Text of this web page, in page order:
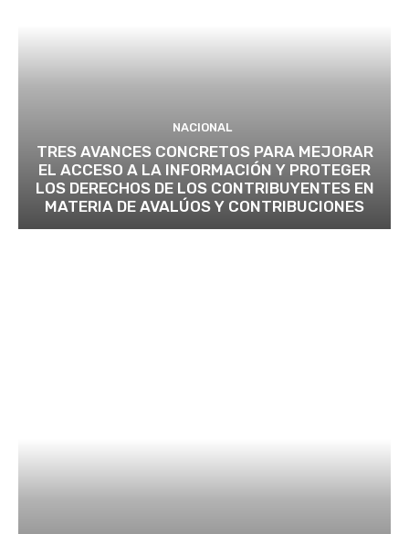
NACIONAL
TRES AVANCES CONCRETOS PARA MEJORAR
EL ACCESO A LA INFORMACIÓN Y PROTEGER
LOS DERECHOS DE LOS CONTRIBUYENTES EN
MATERIA DE AVALÚOS Y CONTRIBUCIONES